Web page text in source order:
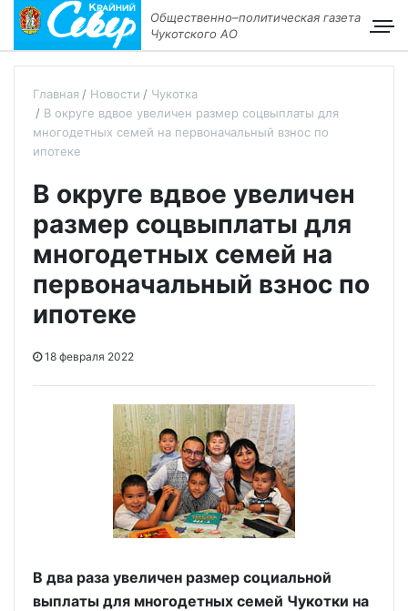
Общественно–политическая газета
Чукотского АО
Главная Новости
Чукотка
В округе вдвое увеличен размер соцвыплаты для
многодетных семей на первоначальный взнос по
ипотеке
В округе вдвое увеличен
размер соцвыплаты для
многодетных семей на
первоначальный взнос по
ипотеке
18 февраля 2022
В два раза увеличен размер социальной
выплаты для многодетных семей Чукотки на